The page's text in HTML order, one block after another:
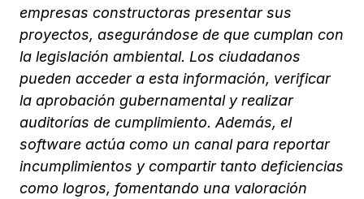
empresas constructoras presentar sus
proyectos, asegurándose de que cumplan con
la legislación ambiental. Los ciudadanos
pueden acceder a esta información, verificar
la aprobación gubernamental y realizar
auditorías de cumplimiento. Además, el
software actúa como un canal para reportar
incumplimientos y compartir tanto deficiencias
como logros, fomentando una valoración